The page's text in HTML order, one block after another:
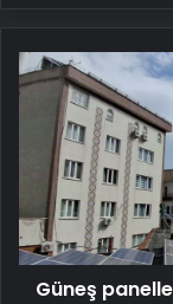
Güneş
panelleri
kendi
elektriğini
üreten
cami:
Fazla
enerjisi
satılıyor
Güneş